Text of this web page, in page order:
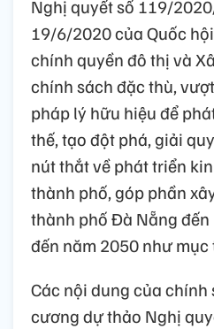
Nghị quyết số 119/
19/6/2020 của Quốc
chính quyền đô thị và
chính sách đặc thù,
pháp lý hữu hiệu để
thế, tạo đột phá, giải
nút thắt về phát triển
thành phố, góp phần
thành phố Đà Nẵng
đến năm 2050 như mục
Các nội dung của chính
cương dự thảo Nghị